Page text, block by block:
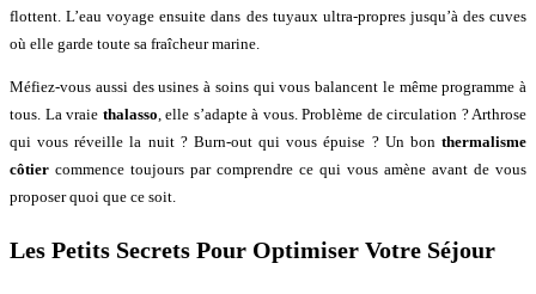
flottent. L’eau voyage ensuite dans des tuyaux ultra-propres jusqu’à des cuves
où elle garde toute sa fraîcheur marine.
Méfiez-vous aussi des usines à soins qui vous balancent le même programme à
tous. La vraie thalasso, elle s’adapte à vous. Problème de circulation ? Arthrose
qui vous réveille la nuit ? Burn-out qui vous épuise ? Un bon thermalisme
côtier commence toujours par comprendre ce qui vous amène avant de vous
proposer quoi que ce soit.
Les Petits Secrets Pour Optimiser Votre Séjour